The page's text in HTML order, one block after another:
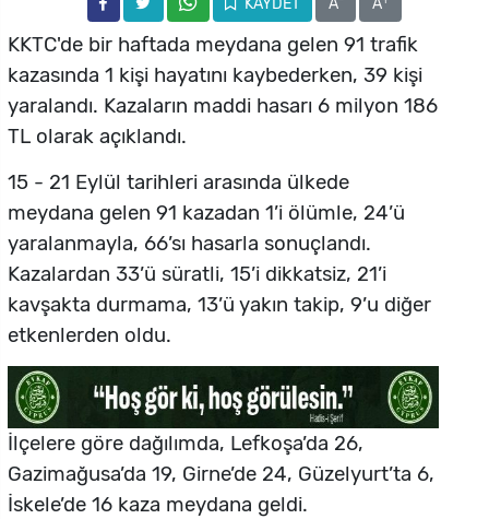
KKTC'de bir haftada meydana gelen 91 trafik
kazasında 1 kişi hayatını kaybederken, 39 kişi
yaralandı. Kazaların maddi hasarı 6 milyon 186
TL olarak açıklandı.
15 - 21 Eylül tarihleri arasında ülkede
meydana gelen 91 kazadan 1’i ölümle, 24’ü
yaralanmayla, 66’sı hasarla sonuçlandı.
Kazalardan 33’ü süratli, 15’i dikkatsiz, 21’i
kavşakta durmama, 13’ü yakın takip, 9’u diğer
etkenlerden oldu.
İlçelere göre dağılımda, Lefkoşa’da 26,
Gazimağusa’da 19, Girne’de 24, Güzelyurt’ta 6,
İskele’de 16 kaza meydana geldi.